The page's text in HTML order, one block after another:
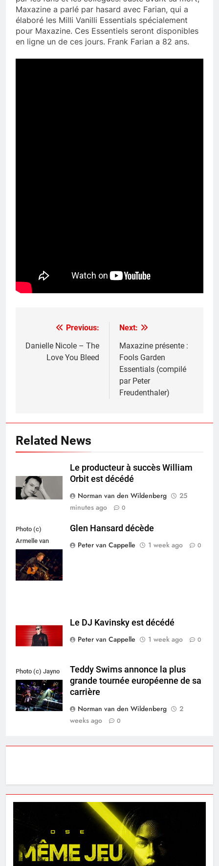
Maxazine a parlé par hasard avec Farian, qui a
élaboré les Milli Vanilli Essentials spécialement
pour Maxazine. Ces Essentiels seront disponibles
en ligne un de ces jours. Frank Farian a 82 ans.
navigation
Previous:
Danielle Nicole – The
Love You Bleed
Next:
Maxazine présente :
Fools Garden
Essentials (compilé
par Peter
Freudenthaler)
Related News
Le producteur à succès William
Orbit est décédé
Norman van den Wildenberg
25
minutes ago
0
Photo (c)
Armelle van
Helden,
Maxazine.nl
Glen Hansard décède
Peter van Cappelle
1 week ago 0
Le DJ Kavinsky est décédé
Peter van Cappelle
1 week ago 0
Photo (c) Jayno
Berkhoudt
Teddy Swims annonce la plus
grande tournée européenne de sa
carrière
Norman van den Wildenberg
2
weeks ago
0